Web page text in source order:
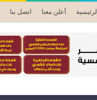
الرئيسية أعلن معنا اتصل بنا